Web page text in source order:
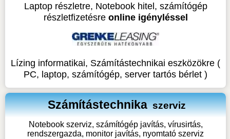
Laptop részletre, Notebook hitel, számítógép
részletfizetésre online igényléssel
Lízing informatikai, Számítástechnikai eszközökre (
PC, laptop, számítógép, server tartós bérlet )
Számítástechnika szerviz
Notebook szerviz, számítógép javítás, vírusirtás,
rendszergazda, monitor javítás, nyomtató szerviz